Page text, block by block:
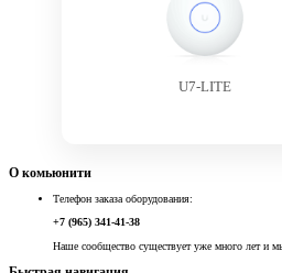
U7-LITE
О комьюнити
Телефон заказа оборудования:
+7 (965) 341-41-38
Наше сообщество существует уже много лет и